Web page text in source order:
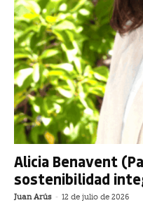
Alicia Benavent
sostenibilidad
Juan Arús - 12 de julio de 2026